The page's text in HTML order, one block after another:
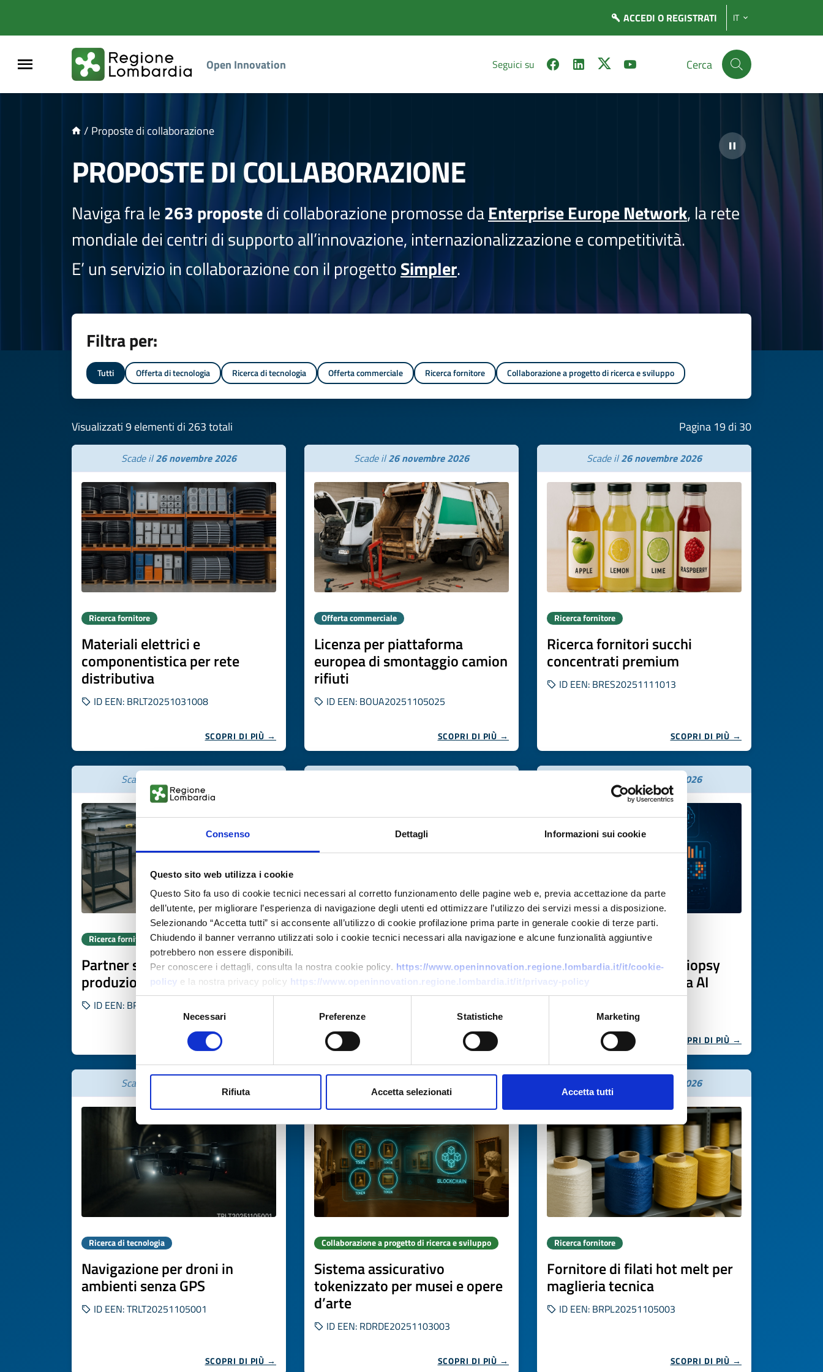
Consenso Dettagli Informazioni sui cookie
Questo sito web utilizza i cookie
Questo Sito fa uso di cookie tecnici necessari al corretto funzionamento delle pagine web e, previa accettazione da parte
dell’utente, per migliorare l’esperienza di navigazione degli utenti ed ottimizzare l’utilizzo dei servizi messi a disposizione.
Selezionando “Accetta tutti” si acconsente all’utilizzo di cookie profilazione prima parte in generale cookie di terze parti.
Chiudendo il banner verranno utilizzati solo i cookie tecnici necessari alla navigazione e alcune funzionalità aggiuntive
potrebbero non essere disponibili.
Per conoscere i dettagli, consulta la nostra cookie policy. https://www.openinnovation.regione.lombardia.it/it/cookie-
policy e la nostra privacy policy https://www.openinnovation.regione.lombardia.it/it/privacy-policy
Selezione
Necessari Preferenze Statistiche Marketing
Rifiuta Accetta selezionati Accetta tutti
ACCEDI O REGISTRATI IT
Open Innovation Seguici su Cerca
/ Proposte di collaborazione
PROPOSTE DI COLLABORAZIONE
Naviga fra le263 propostedi collaborazione promosse daEnterprise Europe Network, la rete
mondiale dei centri di supporto all’innovazione, internazionalizzazione e competitività.
E’ un servizio in collaborazione con il progettoSimpler.
Filtra per:
Tutti Offerta di tecnologia Ricerca di tecnologia Offerta commerciale Ricerca fornitore Collaborazione a progetto di ricerca e sviluppo
Visualizzati 9 elementi di 263 totali Pagina 19 di 30
Scade il26 novembre 2026
Ricerca fornitore
Materiali elettrici e
componentistica per rete
distributiva
ID EEN: BRLT20251031008
SCOPRI DI PIÙ →
Scade il26 novembre 2026
Offerta commerciale
Licenza per piattaforma
europea di smontaggio camion
rifiuti
ID EEN: BOUA20251105025
SCOPRI DI PIÙ →
Scade il26 novembre 2026
Ricerca fornitore
Ricerca fornitori succhi
concentrati premium
ID EEN: BRES20251111013
SCOPRI DI PIÙ →
Scade il
Ricerca fornitore
Partner strategico per
produzione strutture in acciaio
ID EEN: BRMT20251103010
SCOPRI DI PIÙ →
Ricerca fornitore
Ricerca nuovi fornitori food &
beverage per rete retail
SCOPRI DI PIÙ →
26 novembre 2026
Offerta di tecnologia
Piattaforma di liquid biopsy
immunitaria guidata da AI
SCOPRI DI PIÙ →
Scade il
Ricerca di tecnologia
Navigazione per droni in
ambienti senza GPS
ID EEN: TRLT20251105001
SCOPRI DI PIÙ →
Collaborazione a progetto di ricerca e sviluppo
Sistema assicurativo
tokenizzato per musei e opere
d’arte
ID EEN: RDRDE20251103003
SCOPRI DI PIÙ →
21 novembre 2026
Ricerca fornitore
Fornitore di filati hot melt per
maglieria tecnica
ID EEN: BRPL20251105003
SCOPRI DI PIÙ →